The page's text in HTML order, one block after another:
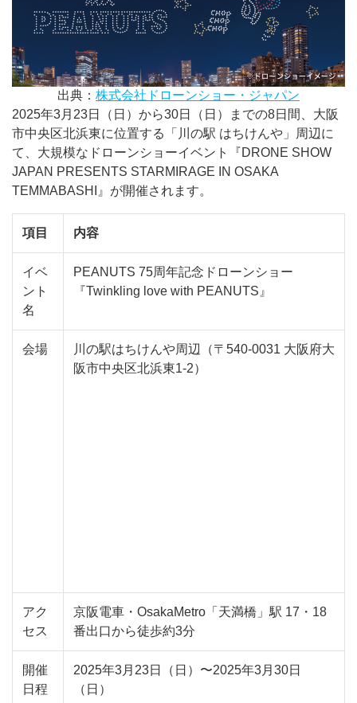
出典： 株式会社ドローンショー・ジャパン
2025年3月23日（日）から30日（日）までの8日間、大阪
市中央区北浜東に位置する「川の駅 はちけんや」周辺に
て、大規模なドローンショーイベント『DRONE SHOW
JAPAN PRESENTS STARMIRAGE IN OSAKA
TEMMABASHI』が開催されます。
項目 内容
イベ
ント
名
PEANUTS 75周年記念ドローンショー
『Twinkling love with PEANUTS』
会場
川の駅はちけんや周辺（〒540-0031 大阪府大
阪市中央区北浜東1-2）
アク
セス
京阪電車・OsakaMetro「天満橋」駅 17・18
番出口から徒歩約3分
開催
日程
2025年3月23日（日）〜2025年3月30日
（日）